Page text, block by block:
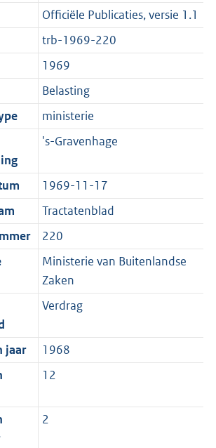
g
r
o
t
t
e
:
K
b
s
g
r
t
t
e
2
K
b
Officiële Publicaties, versie 1.1
trb-1969-220
1969
Belasting
ministerie
's-Gravenhage
1969-11-17
Tractatenblad
220
Ministerie van Buitenlandse
Zaken
Verdrag
jaar
1968
12
2